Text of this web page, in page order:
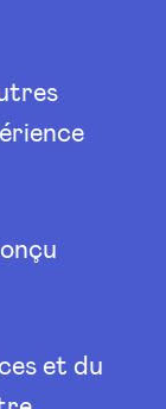
et du